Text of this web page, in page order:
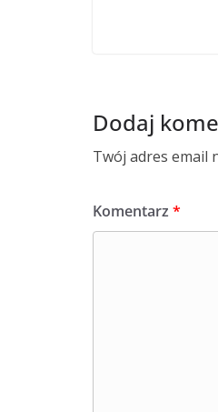
Dodaj
Twój adres email
Komentarz *